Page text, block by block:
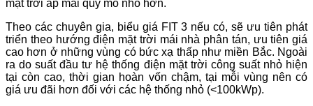
mặt trời áp mái quy mô nhỏ hơn.
Theo các chuyên gia, biểu giá FIT 3 nếu có, sẽ ưu tiên phát
triển theo hướng điện mặt trời mái nhà phân tán, ưu tiên giá
cao hơn ở những vùng có bức xạ thấp như miền Bắc. Ngoài
ra do suất đầu tư hệ thống điện mặt trời công suất nhỏ hiện
tại còn cao, thời gian hoàn vốn chậm, tại mỗi vùng nên có
giá ưu đãi hơn đối với các hệ thống nhỏ (<100kWp).